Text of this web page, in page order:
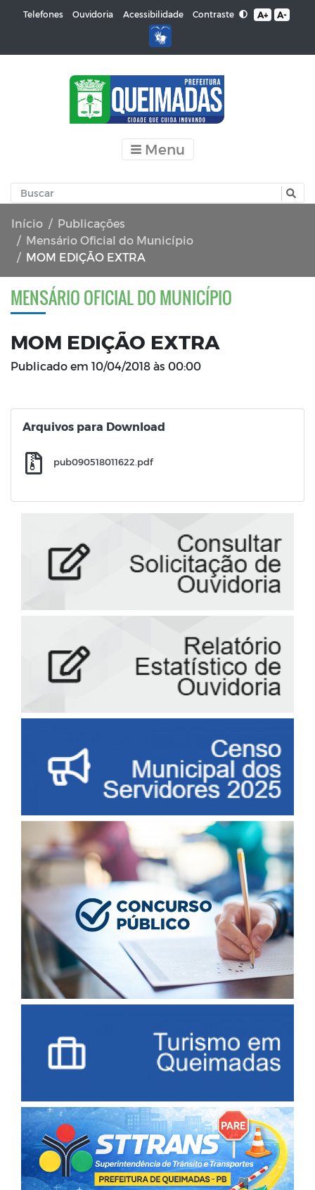
Telefones Ouvidoria Acessibilidade Contraste A+ A-
Menu
Início
Publicações
Mensário Oficial do Município
MOM EDIÇÃO EXTRA
MENSÁRIO OFICIAL DO MUNICÍPIO
MOM EDIÇÃO EXTRA
Publicado em 10/04/2018 às 00:00
Arquivos para Download
pub090518011622.pdf